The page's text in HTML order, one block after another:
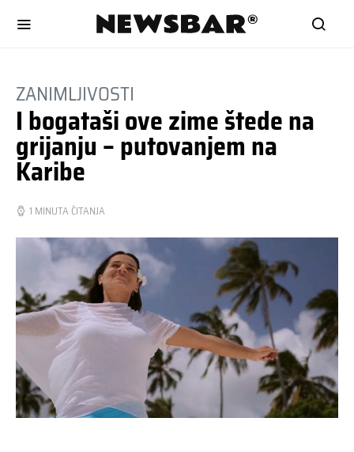
ZANIMLJIVOSTI
I bogataši ove zime štede na
grijanju – putovanjem na
Karibe
1 MINUTA ČITANJA